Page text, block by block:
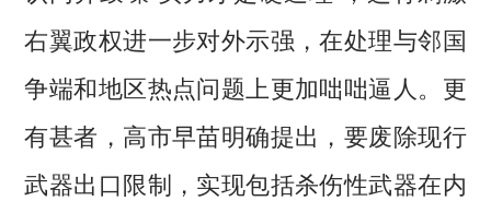
右翼政权进一步对外示强，在处理与邻国
争端和地区热点问题上更加咄咄逼人。更
有甚者，高市早苗明确提出，要废除现行
武器出口限制，实现包括杀伤性武器在内